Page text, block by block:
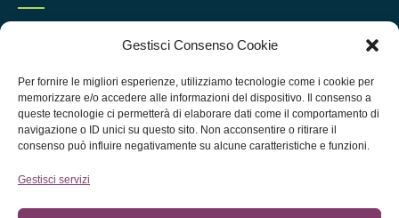
Gestisci Consenso Cookie
Per fornire le migliori esperienze, utilizziamo tecnologie come i cookie per
memorizzare e/o accedere alle informazioni del dispositivo. Il consenso a
queste tecnologie ci permetterà di elaborare dati come il comportamento di
navigazione o ID unici su questo sito. Non acconsentire o ritirare il
consenso può influire negativamente su alcune caratteristiche e funzioni.
Gestisci servizi
FAQ
Termini e condizioni